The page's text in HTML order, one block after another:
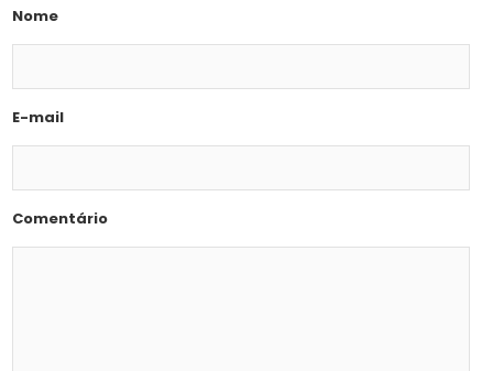
Nome
E-mail
Comentário